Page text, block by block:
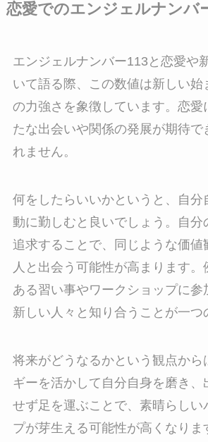
恋愛でのエンジェルナンバ
エンジェルナンバー113と恋愛や
いて語る際、この数値は新しい始
の力強さを象徴しています。恋愛
たな出会いや関係の発展が期待で
れません。
何をしたらいいかというと、自分
動に勤しむと良いでしょう。自分
追求することで、同じような価値
人と出会う可能性が高まります。
ある習い事やワークショップに参
新しい人々と知り合うことが一つ
将来がどうなるかという観点から
ギーを活かして自分自身を磨き、
せず足を運ぶことで、素晴らしい
プが芽生える可能性が高くなりま